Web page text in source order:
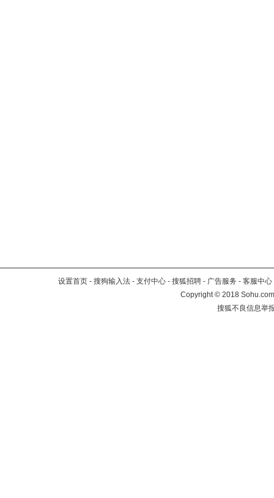
设置首页 - 搜狗输入法 - 支付中心 - 搜狐招聘 - 广告服务 - 客服中心
Copyright©2018
搜狐不良信息举